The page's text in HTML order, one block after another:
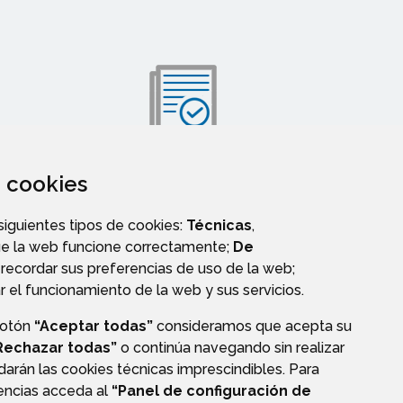
cookies
tipos de cookies: Técnicas,
la web funcione correctamente; De
sus preferencias de uso de la web;
el funcionamiento de la web y sus servicios.
“Aceptar todas” consideramos que acepta su
todas” o continúa navegando sin realizar
las cookies técnicas imprescindibles. Para
acceda al “Panel de configuración de